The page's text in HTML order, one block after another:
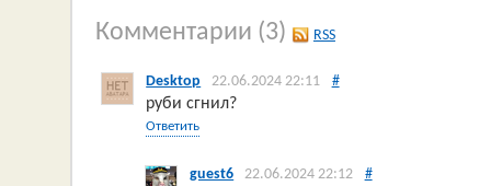
Комментарии (3) RSS
Desktop 22.06.2024 22:11 #
руби сгнил?
Ответить
guest6 22.06.2024 22:12 #